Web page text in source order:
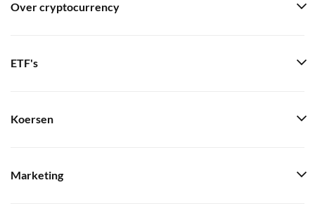
Over cryptocurrency
ETF's
Koersen
Marketing